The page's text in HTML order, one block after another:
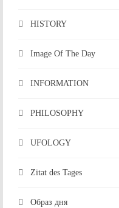
HISTORY
Image Of The Day
INFORMATION
PHILOSOPHY
UFOLOGY
Zitat des Tages
Образ дня